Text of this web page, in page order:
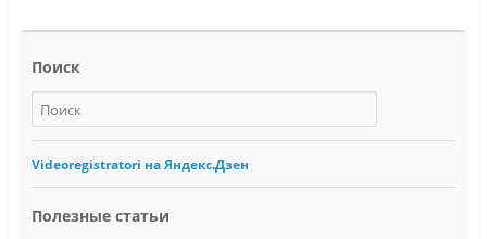
Поиск
Videoregistratori на Яндекс.Дзен
Полезные статьи